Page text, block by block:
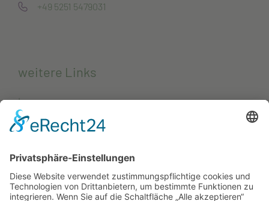
+49 5251 5479031
weitere Links
Impressum
Datenschutzerklärung